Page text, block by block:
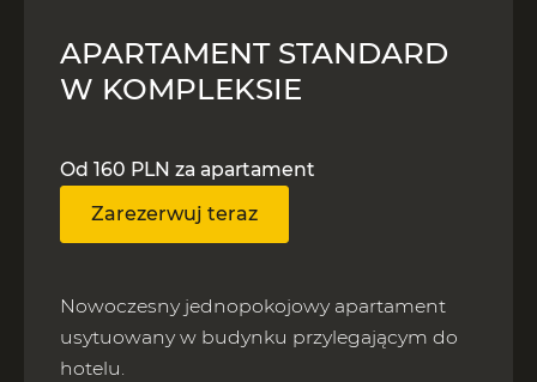
APARTAMENT STANDARD
W KOMPLEKSIE
Od 160 PLN za apartament
Zarezerwuj teraz
Nowoczesny jednopokojowy apartament
usytuowany w budynku przylegającym do
hotelu.